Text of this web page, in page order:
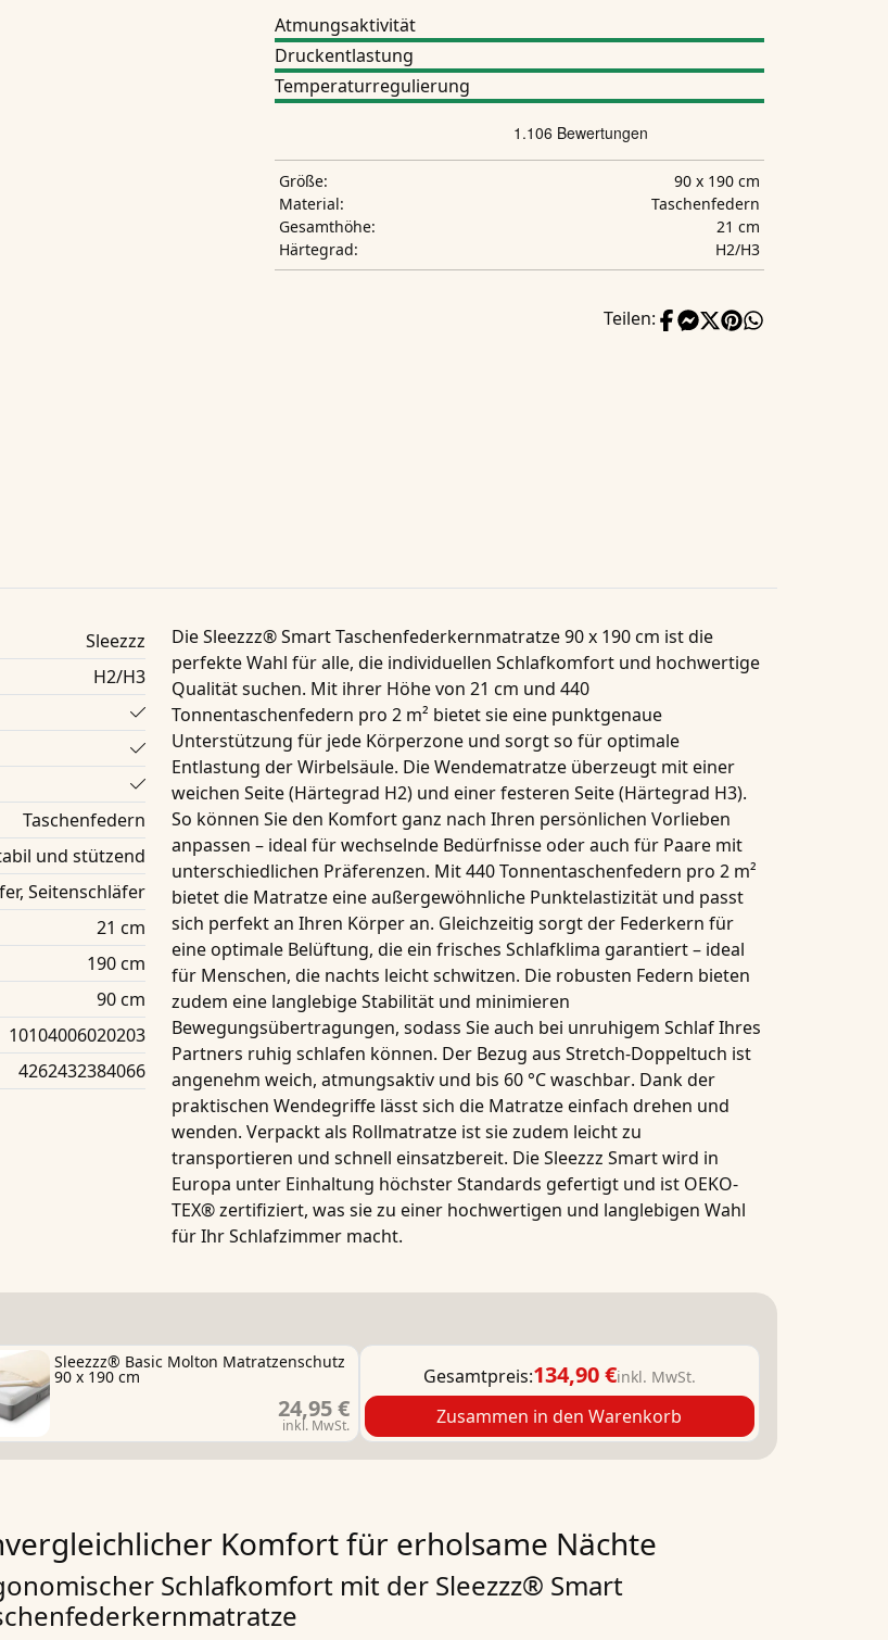
Atmungsaktivität
Druckentlastung
Temperaturregulierung
Größe:
90 x 190 cm
Material:
Taschenfedern
Gesamthöhe:
21 cm
Härtegrad:
H2/H3
Teilen:
Sleezzz
H2/H3
Taschenfedern
und stützend
Seitenschläfer
21 cm
190 cm
90 cm
10104006020203
4262432384066
DieSleezzz® Smart Taschenfederkernmatratze 90 x 190 cm ist die
perfekte Wahl für alle, die individuellen Schlafkomfort und hochwertige
Qualität suchen. Mit ihrer Höhe von 21 cm und 440
Tonnentaschenfedern pro 2 m² bietet sie eine punktgenaue
Unterstützung für jede Körperzone und sorgt so für optimale
Entlastung der Wirbelsäule. DieWendematratze überzeugt mit einer
weichen Seite (Härtegrad H2) und einer festeren Seite (Härtegrad H3).
So können Sie den Komfort ganz nach Ihren persönlichen Vorlieben
anpassen – ideal für wechselnde Bedürfnisse oder auch für Paare mit
unterschiedlichen Präferenzen. Mit440 Tonnentaschenfedern pro 2 m²
bietet die Matratze eine außergewöhnliche Punktelastizität und passt
sich perfekt an Ihren Körper an. Gleichzeitig sorgt der Federkern für
eine optimale Belüftung, die ein frisches Schlafklima garantiert – ideal
für Menschen, die nachts leicht schwitzen. Die robusten Federn bieten
zudem eine langlebige Stabilität und minimieren
Bewegungsübertragungen, sodass Sie auch bei unruhigem Schlaf Ihres
Partners ruhig schlafen können. Der Bezug aus Stretch-Doppeltuch ist
angenehm weich, atmungsaktiv und bis 60 °C waschbar. Dank der
praktischen Wendegriffe lässt sich die Matratze einfach drehen und
wenden. Verpackt als Rollmatratze ist sie zudem leicht zu
transportieren und schnell einsatzbereit. Die Sleezzz Smart wird in
Europa unter Einhaltung höchster Standards gefertigt und ist OEKO-
TEX® zertifiziert, was sie zu einer hochwertigen und langlebigen Wahl
für Ihr Schlafzimmer macht.
Sleezzz® Basic Molton Matratzenschutz
90 x 190 cm
24,95 €
inkl. MwSt.
Gesamtpreis:134,90 €inkl. MwSt.
Zusammen in den Warenkorb
Komfort für erholsame Nächte
Schlafkomfort mit der Sleezzz® Smart